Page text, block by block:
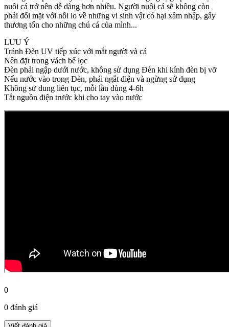
nuôi cá trở nên dễ dàng hơn nhiều. Người nuôi cá sẽ không còn
phải đối mặt với nỗi lo về những vi sinh vật có hại xâm nhập, gây
thương tổn cho những chú cá của mình...
LƯU Ý
Tránh Đèn UV tiếp xúc với mắt người và cá
Nên đặt trong vách bể lọc
Đèn phải ngập dưới nước, không sử dụng Đèn khi kính đèn bị vỡ
Nếu nước vào trong Đèn, phải ngắt điện và ngừng sử dụng
Không sử dung liên tục, mỗi lần dùng 4-6h
Tắt nguồn điện trước khi cho tay vào nước
0
0 đánh giá